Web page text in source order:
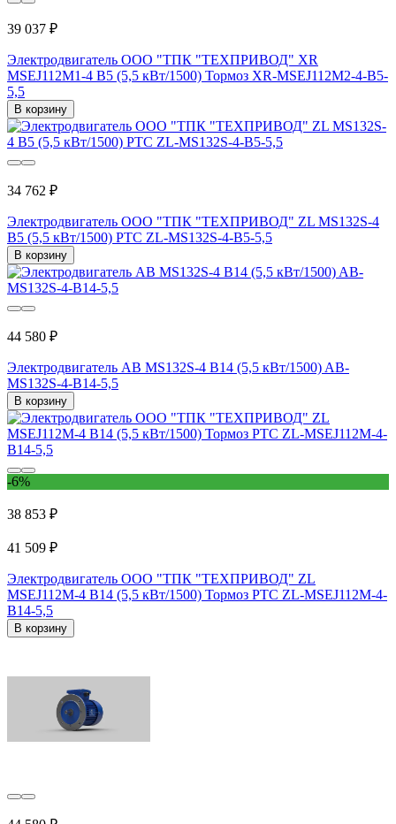
39 037 ₽
Электродвигатель ООО "ТПК "ТЕХПРИВОД" XR
MSEJ112M1-4 B5 (5,5 кВт/1500) Тормоз XR-MSEJ112M2-4-B5-
5,5
В корзину
34 762 ₽
Электродвигатель ООО "ТПК "ТЕХПРИВОД" ZL MS132S-4
B5 (5,5 кВт/1500) PTC ZL-MS132S-4-B5-5,5
В корзину
44 580 ₽
Электродвигатель AB MS132S-4 B14 (5,5 кВт/1500) AB-
MS132S-4-B14-5,5
В корзину
-6%
38 853 ₽
41 509 ₽
Электродвигатель ООО "ТПК "ТЕХПРИВОД" ZL
MSEJ112M-4 B14 (5,5 кВт/1500) Тормоз РТС ZL-MSEJ112M-4-
B14-5,5
В корзину